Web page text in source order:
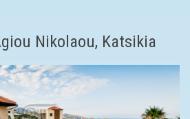
Nikolaou, Katsikia